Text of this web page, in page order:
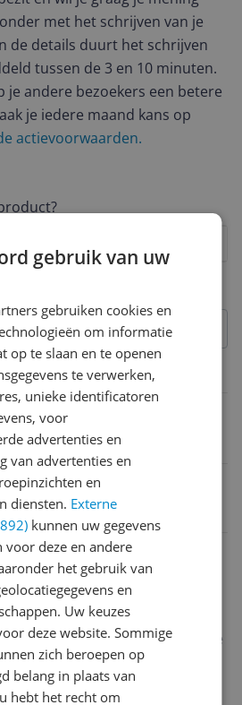
kenmerken
Cascara beige 85x85cm, is een
binnen als buiten. Deze
voor een hoog
kan de jaargetijden
in een stijlvolle, neutrale
in je interieur past. Met een
cm is deze mat ruim
met het schrijven van je
de details duurt het schrijven
tussen de 3 en 10 minuten.
je andere bezoekers een betere
je iedere maand kans op
actievoorwaarden.
gebruik van uw
gebruiken cookies en
om informatie
op te slaan en te openen
te verwerken,
unieke identificatoren
voor
advertenties en
van advertenties en
en
diensten. Externe
kunnen uw gegevens
voor deze en andere
het gebruik van
en
Uw keuzes
deze website. Sommige
zich beroepen op
belang in plaats van
hebt het recht om